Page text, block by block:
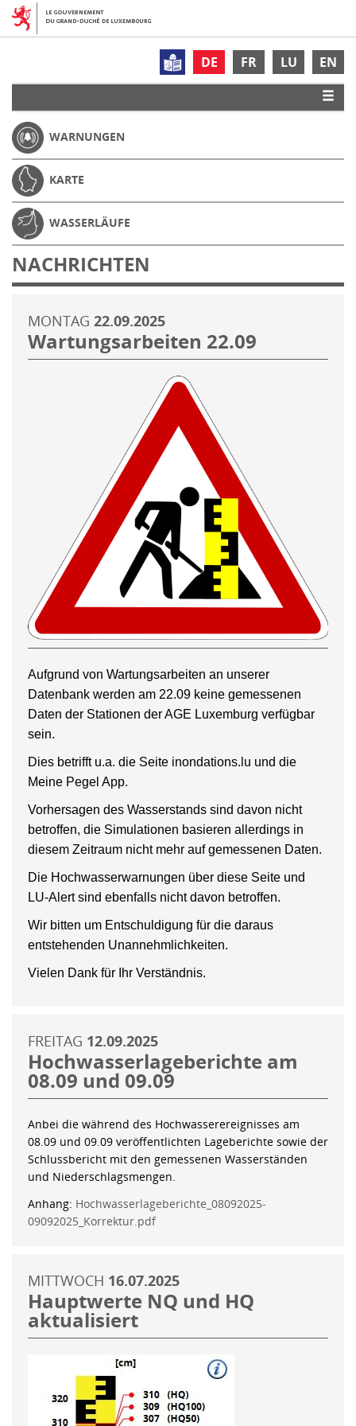
DE FR LU EN
WARNUNGEN
KARTE
WASSERLÄUFE
NACHRICHTEN
MONTAG 22.09.2025
Wartungsarbeiten 22.09
Aufgrund von Wartungsarbeiten an unserer
Datenbank werden am 22.09 keine gemessenen
Daten der Stationen der AGE Luxemburg verfügbar
sein.
Dies betrifft u.a. die Seite inondations.lu und die
Meine Pegel App.
Vorhersagen des Wasserstands sind davon nicht
betroffen, die Simulationen basieren allerdings in
diesem Zeitraum nicht mehr auf gemessenen Daten.
Die Hochwasserwarnungen über diese Seite und
LU-Alert sind ebenfalls nicht davon betroffen.
Wir bitten um Entschuldigung für die daraus
entstehenden Unannehmlichkeiten.
Vielen Dank für Ihr Verständnis.
FREITAG 12.09.2025
Hochwasserlageberichte am
08.09 und 09.09
Anbei die während des Hochwasserereignisses am
08.09 und 09.09 veröffentlichten Lageberichte sowie der
Schlussbericht mit den gemessenen Wasserständen
und Niederschlagsmengen.
Anhang: Hochwasserlageberichte_08092025-
09092025_Korrektur.pdf
MITTWOCH 16.07.2025
Hauptwerte NQ und HQ
aktualisiert